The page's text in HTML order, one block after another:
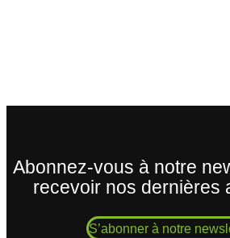
Abonnez-vous à notre
recevoir nos dernières
S’abonner à notre